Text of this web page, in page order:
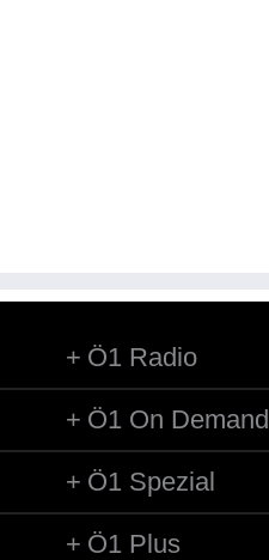
Ö1 Radio
Ö1 On Demand
Ö1 Spezial
Ö1 Plus